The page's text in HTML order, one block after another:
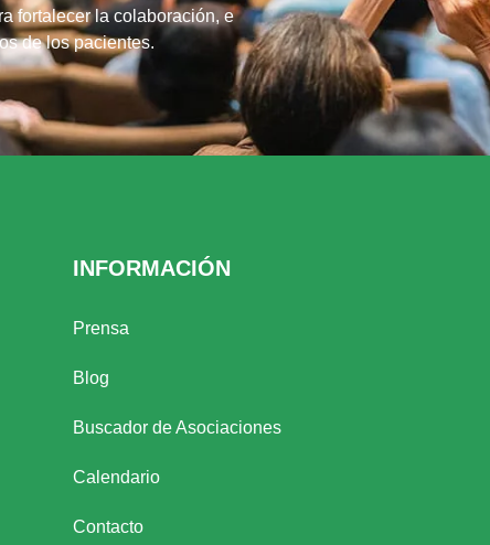
fortalecer la colaboración, e
de los pacientes.
INFORMACIÓN
Prensa
Blog
Buscador de Asociaciones
Calendario
Contacto